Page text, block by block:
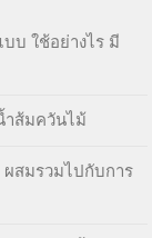
บ ใช้อย่างไร มี
ำส้มควันไม้
สมรวมไปกับการ